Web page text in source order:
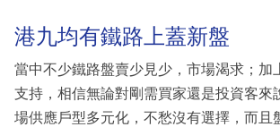
港九均有鐵路上蓋新盤
當中不少鐵路盤賣少見少，市場渴求；加
支持，相信無論對剛需買家還是投資客來
場供應戶型多元化，不愁沒有選擇，而且